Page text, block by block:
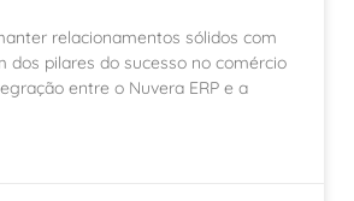
relacionamentos sólidos com
dos pilares do sucesso no comércio
entre o Nuvera ERP e a